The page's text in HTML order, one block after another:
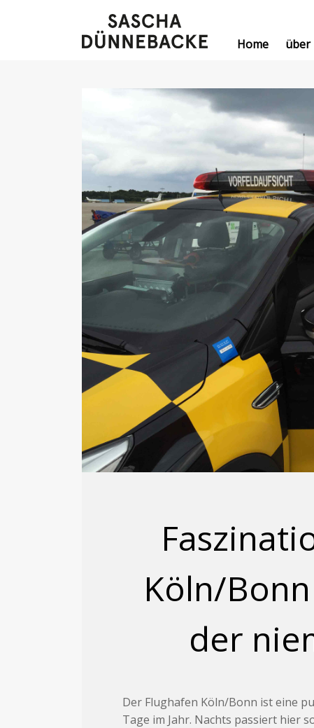
Home über
Köln/
der
Der Flughafen Köln/Bonn ist eine
Tage im Jahr. Nachts passiert hier